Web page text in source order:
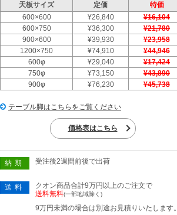
天板サイズ 定価
特価
600×600
¥26,840
¥16,104
600×750
¥36,300
¥21,780
900×600
¥39,930
¥23,958
1200×750
¥74,910
¥44,946
600φ
¥29,040
¥17,424
750φ
¥73,150
¥43,890
900φ
¥76,230 ¥45,738
テーブル脚はこちらをご覧ください
価格表はこちら
納期 受注後2週間前後で出荷
送料
クオン商品合計9万円以上のご注文で
送料無料(一部地域除く)
9万円未満の場合は別途お見積りいたします。